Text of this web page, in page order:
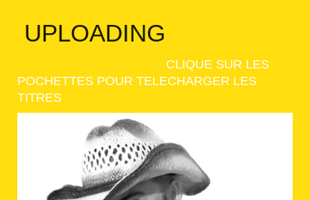
UPLOADING
CLIQUE SUR LES
POCHETTES POUR TELECHARGER LES
TITRES